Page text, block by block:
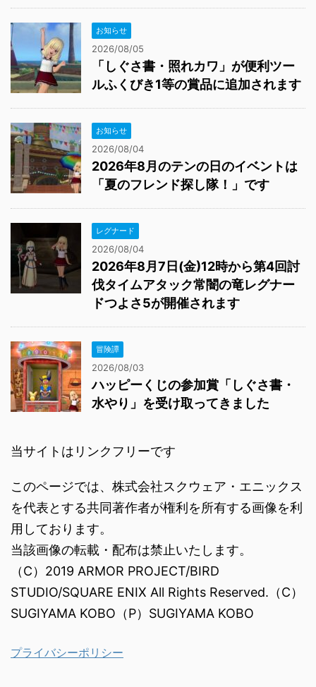
お知らせ
2026/08/05
「しぐさ書・照れカワ」が便利ツー
ルふくびき1等の賞品に追加されます
お知らせ
2026/08/04
2026年8月のテンの日のイベントは
「夏のフレンド探し隊！」です
レグナード
2026/08/04
2026年8月7日(金)12時から第4回討
伐タイムアタック常闇の竜レグナー
ドつよさ5が開催されます
冒険譚
2026/08/03
ハッピーくじの参加賞「しぐさ書・
水やり」を受け取ってきました
当サイトはリンクフリーです
このページでは、株式会社スクウェア・エニックス
を代表とする共同著作者が権利を所有する画像を利
用しております。
当該画像の転載・配布は禁止いたします。
（C）2019 ARMOR PROJECT/BIRD
STUDIO/SQUARE ENIX All Rights Reserved.（C）
SUGIYAMA KOBO（P）SUGIYAMA KOBO
プライバシーポリシー